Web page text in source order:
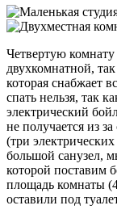
Четвертую комнату
двухкомнатной,
которая снабжает
спать нельзя, так
электрический
не получается из
(три
большой санузел,
которой поставим
площадь комнаты
оставили под